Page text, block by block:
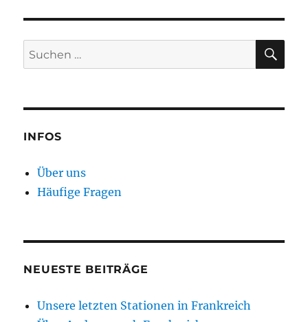
Suchen
nach:
INFOS
Über uns
Häufige Fragen
NEUESTE BEITRÄGE
Unsere letzten Stationen in Frankreich